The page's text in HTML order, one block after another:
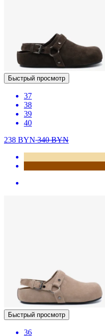
Быстрый просмотр
37
38
39
40
238 BYN340BYN
Быстрый просмотр
36